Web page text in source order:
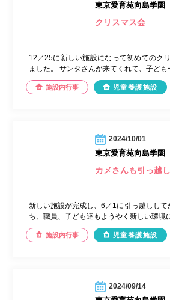
東京愛育苑向島学園
クリスマス会
12／25に新しい施設になって初めてのク
ました。 サンタさんが来てくれて、子ども
施設内行事 児童養護施設
2024/10/01
東京愛育苑向島学園
カメさんも引っ越し
新しい施設が完成し、6／1に引っ越しして
ち、職員、子ども達もようやく新しい環境
施設内行事 児童養護施設
2024/09/14